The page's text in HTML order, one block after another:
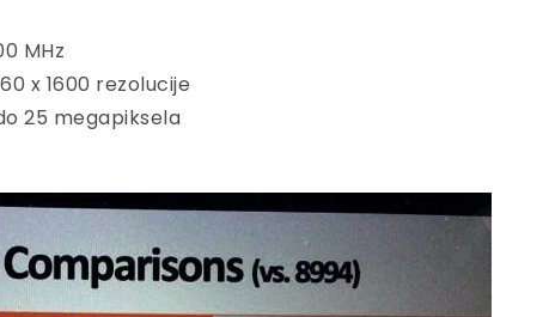
MHz
x 1600 rezolucije
25 megapiksela